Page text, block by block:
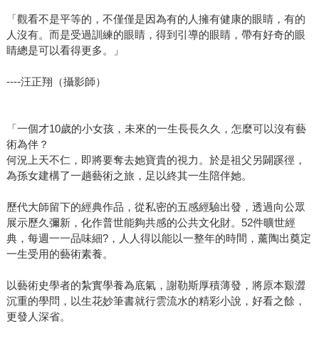
「觀看不是平等的，不僅僅是因為有的人擁有健康的眼睛，有的
人沒有。而是受過訓練的眼睛，得到引導的眼睛，帶有好奇的眼
睛總是可以看得更多。」
----汪正翔（攝影師）
「一個才10歲的小女孩，未來的一生長長久久，怎麼可以沒有藝
術為伴？
何況上天不仁，即將要奪去她寶貴的視力。於是祖父另闢蹊徑，
為孫女建構了一趟藝術之旅，足以終其一生陪伴她。
歷代大師留下的經典作品，從私密的五感經驗出發，透過向公眾
展示歷久彌新，化作普世能夠共感的公共文化財。52件曠世經
典，每週一一品味細?，人人得以能以一整年的時間，薰陶出奠定
一生受用的藝術素養。
以藝術史學者的紮實學養為底氣，謝勒斯厚積薄發，將原本艱澀
沉重的學問，以生花妙筆書就行雲流水的精彩小說，好看之餘，
更發人深省。